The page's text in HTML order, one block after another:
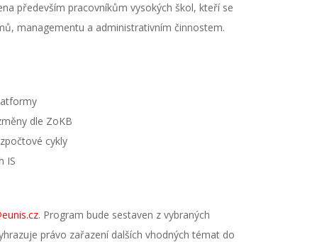
především pracovníkům vysokých škol, kteří se
managementu a administrativním činnostem.
dle ZoKB
cykly
IS
. Program bude sestaven z vybraných
právo zařazení dalších vhodných témat do